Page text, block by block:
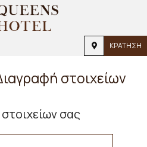
ΚΡΆΤΗΣΗ
Διαμονή
στοιχείων
σας